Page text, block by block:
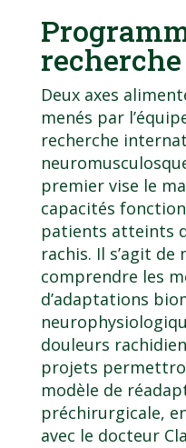
recherche
Deux axes
menés par
recherche
premier vise le
capacités
patients atteints
rachis. Il s’agit de
comprendre les
d’adaptations
douleurs
projets
modèle de
préchirurgicale,
avec le docteur